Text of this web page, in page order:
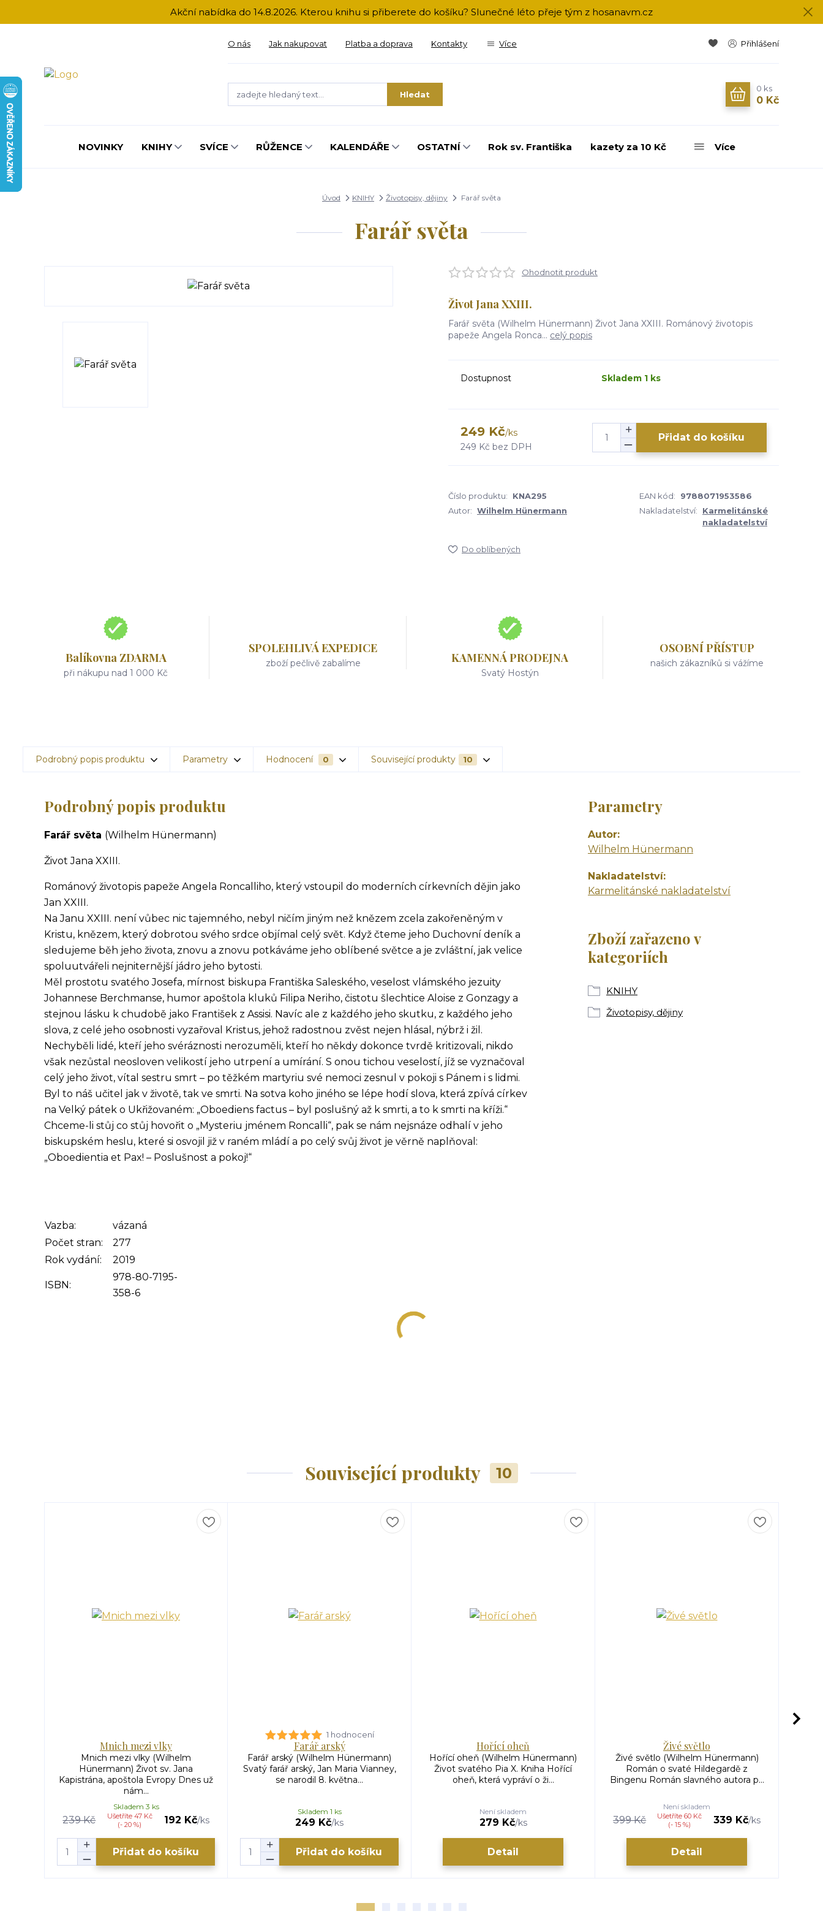
Akční nabídka do 14.8.2026. Kterou knihu si přiberete do košíku? Slunečné léto přeje tým z hosanavm.cz
O nás Jak nakupovat Platba a doprava Kontakty Více Přihlášení
Hledat
0 ks
0 Kč
NOVINKY KNIHY SVÍCE RŮŽENCE KALENDÁŘE OSTATNÍ Rok sv. Františka kazety za 10 Kč Více
Úvod KNIHY Životopisy, dějiny Farář světa
Farář světa
Ohodnotit produkt
Život Jana XXIII.
Farář světa (Wilhelm Hünermann) Život Jana XXIII. Románový životopis
papeže Angela Ronca... celý popis
Dostupnost Skladem 1 ks
249 Kč/ks
249 Kč bez DPH
Přidat do košíku
Číslo produktu: KNA295 EAN kód:
9788071953586
Autor: Wilhelm Hünermann Nakladatelství:
Karmelitánské
nakladatelství
Do oblíbených
Balíkovna ZDARMA
při nákupu nad 1 000 Kč
SPOLEHLIVÁ EXPEDICE
zboží pečlivě zabalíme KAMENNÁ PRODEJNA
Svatý Hostýn
OSOBNÍ PŘÍSTUP
našich zákazníků si vážíme
Podrobný popis produktu Parametry Hodnocení 0 Související produkty 10
Podrobný popis produktu
Farář světa (Wilhelm Hünermann)
Život Jana XXIII.
Románový životopis papeže Angela Roncalliho, který vstoupil do moderních církevních dějin jako
Jan XXIII.
Na Janu XXIII. není vůbec nic tajemného, nebyl ničím jiným než knězem zcela zakořeněným v
Kristu, knězem, který dobrotou svého srdce objímal celý svět. Když čteme jeho Duchovní deník a
sledujeme běh jeho života, znovu a znovu potkáváme jeho oblíbené světce a je zvláštní, jak velice
spoluutvářeli nejniternější jádro jeho bytosti.
Měl prostotu svatého Josefa, mírnost biskupa Františka Saleského, veselost vlámského jezuity
Johannese Berchmanse, humor apoštola kluků Filipa Neriho, čistotu šlechtice Aloise z Gonzagy a
stejnou lásku k chudobě jako František z Assisi. Navíc ale z každého jeho skutku, z každého jeho
slova, z celé jeho osobnosti vyzařoval Kristus, jehož radostnou zvěst nejen hlásal, nýbrž i žil.
Nechyběli lidé, kteří jeho svéráznosti nerozuměli, kteří ho někdy dokonce tvrdě kritizovali, nikdo
však nezůstal neosloven velikostí jeho utrpení a umírání. S onou tichou veselostí, jíž se vyznačoval
celý jeho život, vítal sestru smrt – po těžkém martyriu své nemoci zesnul v pokoji s Pánem i s lidmi.
Byl to náš učitel jak v životě, tak ve smrti. Na sotva koho jiného se lépe hodí slova, která zpívá církev
na Velký pátek o Ukřižovaném: „Oboediens factus – byl poslušný až k smrti, a to k smrti na kříži.“
Chceme-li stůj co stůj hovořit o „Mysteriu jménem Roncalli“, pak se nám nejsnáze odhalí v jeho
biskupském heslu, které si osvojil již v raném mládí a po celý svůj život je věrně naplňoval:
„Oboedientia et Pax! – Poslušnost a pokoj!“
Vazba:
vázaná
Počet stran:
277
Rok vydání:
2019
ISBN:
978-80-7195-
358-6
Parametry
Autor
Wilhelm Hünermann
Nakladatelství
Karmelitánské nakladatelství
Zboží zařazeno v
kategoriích
KNIHY
Životopisy, dějiny
Související produkty 10
Mnich mezi vlky
Mnich mezi vlky (Wilhelm
Hünermann) Život sv. Jana
Kapistrána, apoštola Evropy Dnes už
nám...
239 Kč
Ušetříte 47 Kč
(- 20 %)
192 Kč/ks
Skladem 3 ks
Přidat do košíku
1 hodnocení
Farář arský
Farář arský (Wilhelm Hünermann)
Svatý farář arský, Jan Maria Vianney,
se narodil 8. května...
249 Kč/ks
Skladem 1 ks
Přidat do košíku
Hořící oheň
Hořící oheň (Wilhelm Hünermann)
Život svatého Pia X. Kniha Hořící
oheň, která vypráví o ži...
279 Kč/ks
Není skladem
Detail
Živé světlo
Živé světlo (Wilhelm Hünermann)
Román o svaté Hildegardě z
Bingenu Román slavného autora p...
399 Kč
Ušetříte 60 Kč
(- 15 %)
339 Kč/ks
Není skladem
Detail